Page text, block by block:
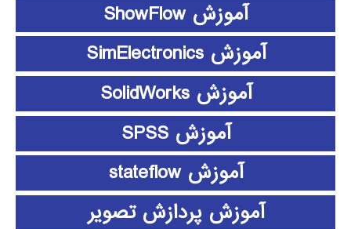
آموزش ShowFlow
آموزش SimElectronics
آموزش SolidWorks
آموزش SPSS
آموزش stateflow
آموزش پردازش تصویر